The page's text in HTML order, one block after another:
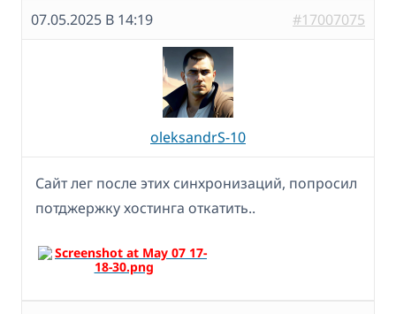
07.05.2025 В 14:19 #17007075
oleksandrS-10
Сайт лег после этих синхронизаций, попросил
потджержку хостинга откатить..